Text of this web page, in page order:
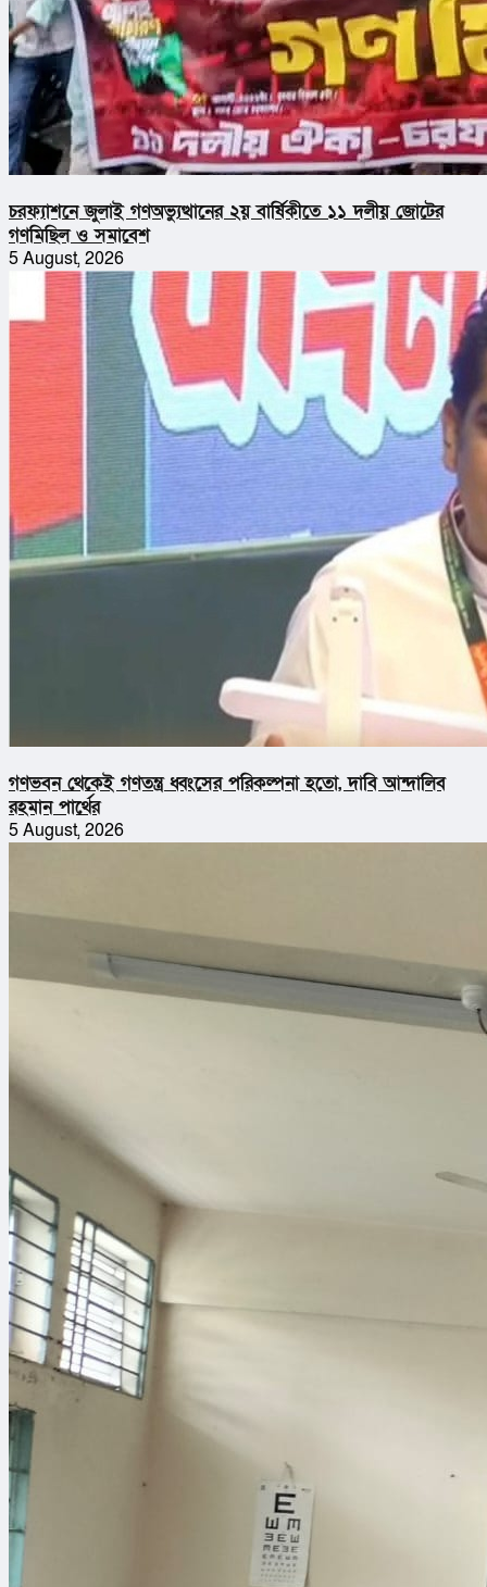
চরফ্যাশনে জুলাই গণঅভ্যুত্থানের ২য় বার্ষিকীতে ১১ দলীয় জোটের
গণমিছিল ও সমাবেশ
5 August, 2026
গণভবন থেকেই গণতন্ত্র ধ্বংসের পরিকল্পনা হতো, দাবি আন্দালিব
রহমান পার্থের
5 August, 2026